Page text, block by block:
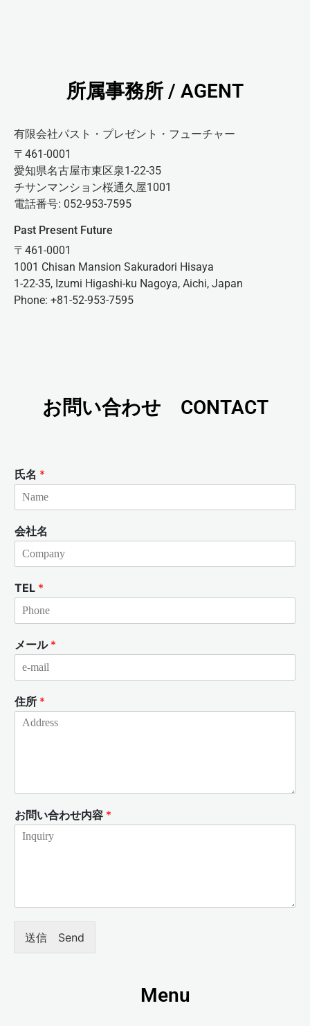
所属事務所 / AGENT
有限会社パスト・プレゼント・フューチャー
〒461-0001
愛知県名古屋市東区泉1-22-35
チサンマンション桜通久屋1001
電話番号: 052-953-7595
Past Present Future
〒461-0001
1001 Chisan Mansion Sakuradori Hisaya
1-22-35, Izumi Higashi-ku Nagoya, Aichi, Japan
Phone: +81-52-953-7595
お問い合わせ CONTACT
氏名 *
会社名
TEL *
メール *
住所 *
お問い合わせ内容 *
送信 Send
Menu